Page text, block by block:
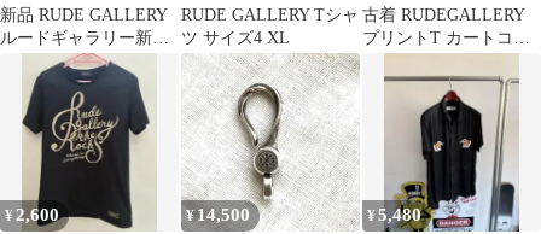
新品 RUDE GALLERY
ルードギャラリー新品
メンズキャップL
RUDE GALLERY Tシャ
ツ サイズ4 XL
古着 RUDEGALLERY
プリントT カートコバ
¥2,600 ¥14,500 ¥5,480